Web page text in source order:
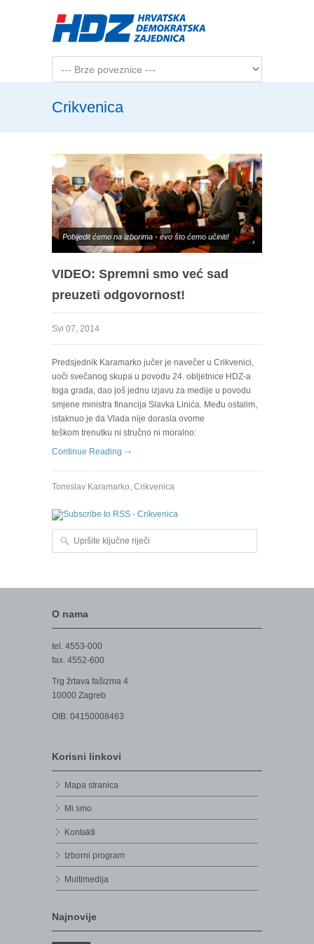
Crikvenica
Pobijedit ćemo na izborima - evo što ćemo učiniti!
VIDEO: Spremni smo već sad
preuzeti odgovornost!
Svi 07, 2014
Predsjednik Karamarko jučer je navečer u Crikvenici,
uoči svečanog skupa u povodu 24. obljetnice HDZ-a
toga grada, dao još jednu izjavu za medije u povodu
smjene ministra financija Slavka Linića. Među ostalim,
istaknuo je da Vlada nije dorasla ovome
teškom trenutku ni stručno ni moralno:
Continue Reading
Tomislav Karamarko Crikvenica
Upišite ključne riječi
O nama
tel. 4553-000
fax. 4552-600
Trg žrtava fašizma 4
10000 Zagreb
OIB: 04150008463
Korisni linkovi
Mapa stranica
Mi smo
Kontakti
Izborni program
Multimedija
Najnovije